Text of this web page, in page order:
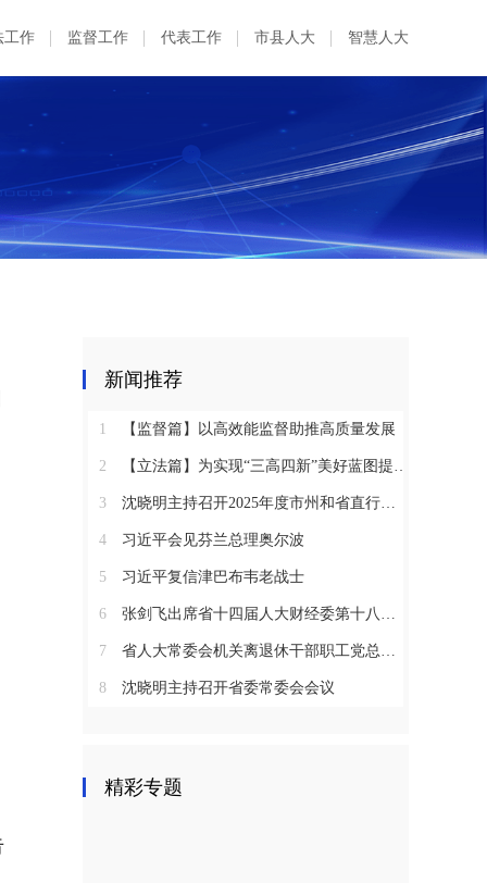
工作 监督工作 代表工作 市县人大 智慧人大
新闻推荐
1 【监督篇】以高效能监督助推高质量发展
2 【立法篇】为实现“三高四新”美好蓝图提供坚实法治保障
3 沈晓明主持召开2025年度市州和省直行业系统党（工）委书记抓基层党建工作述职评议会议
4 习近平会见芬兰总理奥尔波
5 习近平复信津巴布韦老战士
6 张剑飞出席省十四届人大财经委第十八次全体会议
7 省人大常委会机关离退休干部职工党总支召开2025年度总结表彰大会
8 沈晓明主持召开省委常委会会议
精彩专题